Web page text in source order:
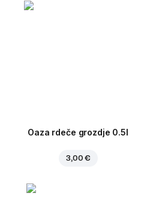
Oaza rdeče grozdje 0.5l
3,00 €